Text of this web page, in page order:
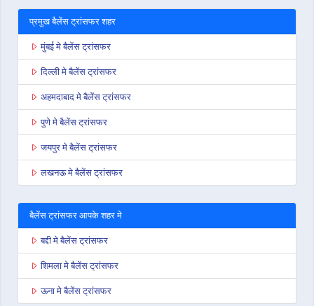
प्रमुख बैलेंस ट्रांसफर शहर
मुंबई मे बैलेंस ट्रांसफर
दिल्ली मे बैलेंस ट्रांसफर
अहमदाबाद मे बैलेंस ट्रांसफर
पुणे मे बैलेंस ट्रांसफर
जयपुर मे बैलेंस ट्रांसफर
लखनऊ मे बैलेंस ट्रांसफर
बैलेंस ट्रांसफर आपके शहर मे
बद्दी मे बैलेंस ट्रांसफर
शिमला मे बैलेंस ट्रांसफर
ऊना मे बैलेंस ट्रांसफर